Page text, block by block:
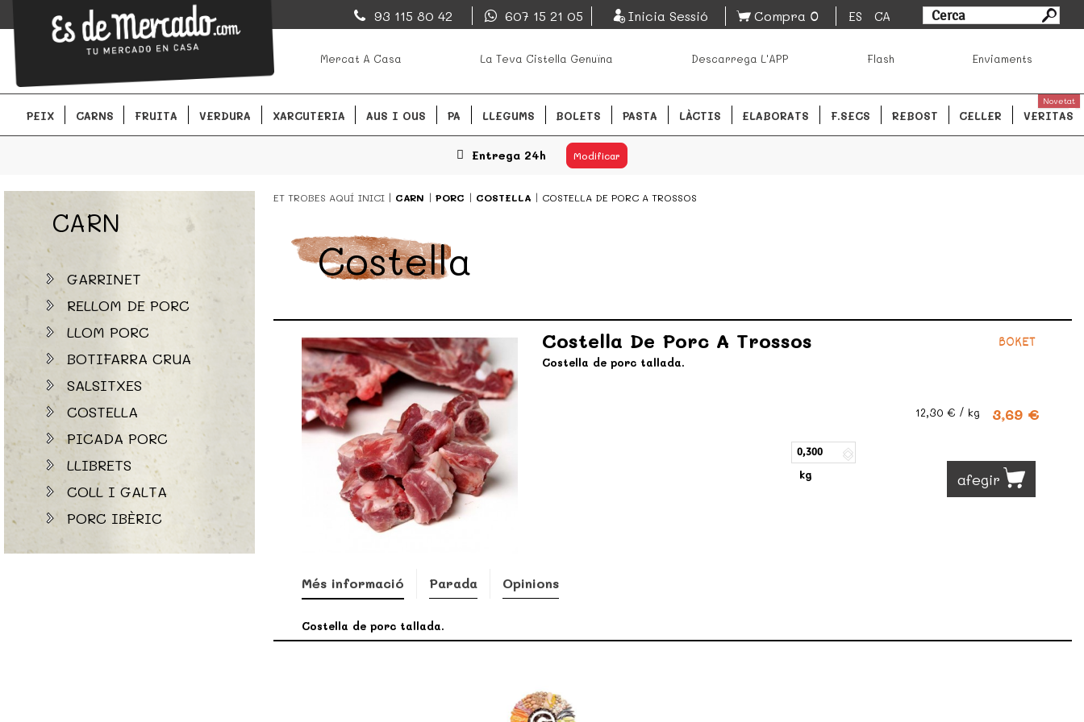
EsDeMercado.com
EsDeMercado.com te lleva a casa los mejores productos de los mejores mercados de
Barcelona y de productores locales.
EsDeMercado.com
Barcelona y de productores locales.
93 115 80 42 607 15 21 05 Inicia Sessió Compra 0 ES CA
Mercat A Casa La Teva Cistella Genuïna Descarrega L'APP Flash Enviaments
PEIX CARNS FRUITA VERDURA XARCUTERIA AUS I OUS PA LLEGUMS BOLETS PASTA LÀCTIS ELABORATS F.SECS REBOST CELLER VERITAS
Novetat
Entrega 24h Modificar
CARN
GARRINET
RELLOM DE PORC
LLOM PORC
BOTIFARRA CRUA
SALSITXES
COSTELLA
PICADA PORC
LLIBRETS
COLL I GALTA
PORC IBÈRIC
ET TROBES AQUÍ INICI CARN PORC COSTELLA COSTELLA DE PORC A TROSSOS
Costella
BOKET
Costella De Porc A Trossos
Costella de porc tallada.
3,69 €
12,30 € / kg
kg afegir
Més informació Parada Opinions
Costella de porc tallada.